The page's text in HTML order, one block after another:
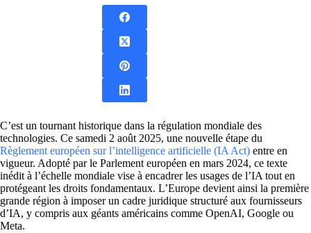
C’est un tournant historique dans la régulation mondiale des
technologies. Ce samedi 2 août 2025, une nouvelle étape du
Règlement européen sur l’intelligence artificielle (IA Act) entre en
vigueur. Adopté par le Parlement européen en mars 2024, ce texte
inédit à l’échelle mondiale vise à encadrer les usages de l’IA tout en
protégeant les droits fondamentaux. L’Europe devient ainsi la première
grande région à imposer un cadre juridique structuré aux fournisseurs
d’IA, y compris aux géants américains comme OpenAI, Google ou
Meta.